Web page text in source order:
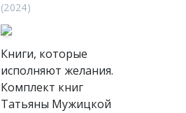
(2024)
Книги, которые
исполняют желания.
Комплект книг
Татьяны Мужицкой